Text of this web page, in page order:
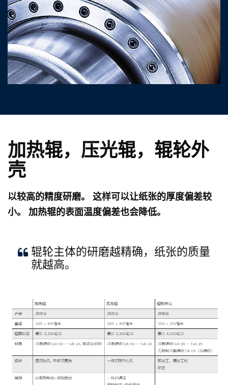
加热辊，压光辊，辊轮外
壳
以较高的精度研磨。 这样可以让纸张的厚度偏差较
小。 加热辊的表面温度偏差也会降低。
辊轮主体的研磨越精确，纸张的质量
就越高。